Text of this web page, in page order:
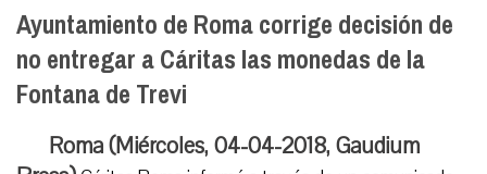
Ayuntamiento de Roma corrige decisión de
no entregar a Cáritas las monedas de la
Fontana de Trevi
Roma (Miércoles, 04-04-2018, Gaudium